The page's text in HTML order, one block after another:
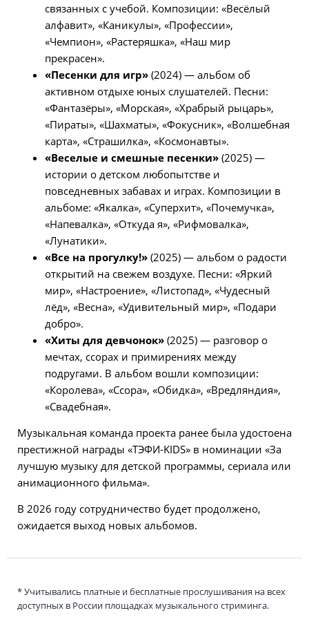
связанных с учебой. Композиции: «Весёлый
алфавит», «Каникулы», «Профессии»,
«Чемпион», «Растеряшка», «Наш мир
прекрасен».
«Песенки для игр» (2024) — альбом об
активном отдыхе юных слушателей. Песни:
«Фантазёры», «Морская», «Храбрый рыцарь»,
«Пираты», «Шахматы», «Фокусник», «Волшебная
карта», «Страшилка», «Космонавты».
«Веселые и смешные песенки» (2025) —
истории о детском любопытстве и
повседневных забавах и играх. Композиции в
альбоме: «Якалка», «Суперхит», «Почемучка»,
«Напевалка», «Откуда я», «Рифмовалка»,
«Лунатики».
«Все на прогулку!» (2025) — альбом о радости
открытий на свежем воздухе. Песни: «Яркий
мир», «Настроение», «Листопад», «Чудесный
лёд», «Весна», «Удивительный мир», «Подари
добро».
«Хиты для девчонок» (2025) — разговор о
мечтах, ссорах и примирениях между
подругами. В альбом вошли композиции:
«Королева», «Ссора», «Обидка», «Вредляндия»,
«Свадебная».
Музыкальная команда проекта ранее была удостоена
престижной награды «ТЭФИ-KIDS» в номинации «За
лучшую музыку для детской программы, сериала или
анимационного фильма».
В 2026 году сотрудничество будет продолжено,
ожидается выход новых альбомов.
* Учитывались платные и бесплатные прослушивания на всех
доступных в России площадках музыкального стриминга.